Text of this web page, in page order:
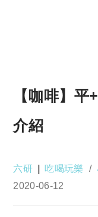
【咖啡】
介紹
Post
六研
Post
吃喝玩樂 /
Post
2020-06-12